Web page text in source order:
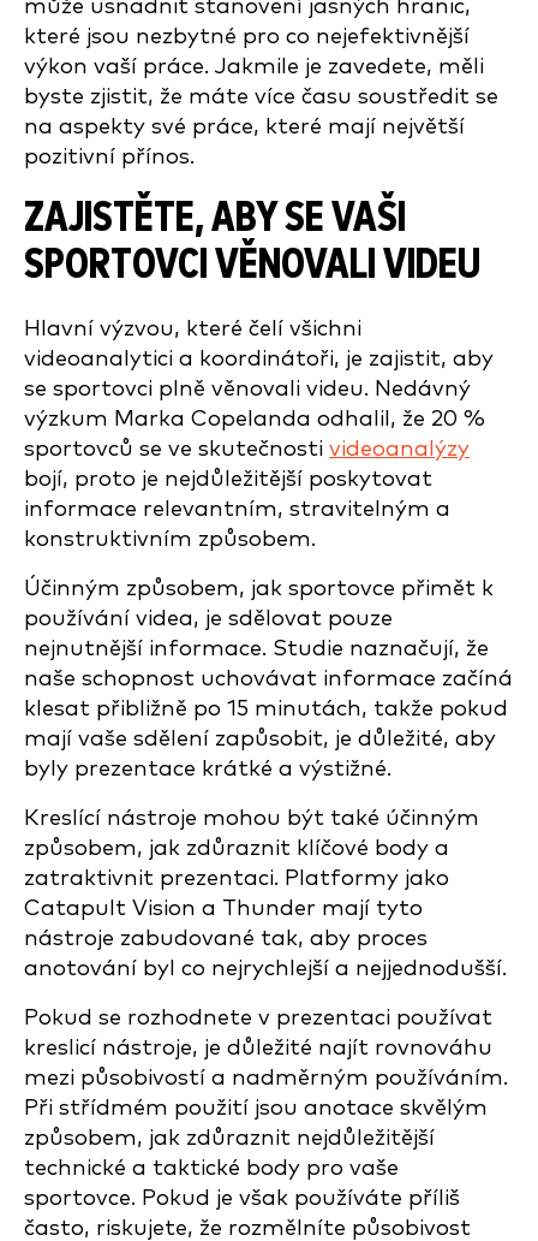
může usnadnit stanovení jasných hranic,
které jsou nezbytné pro co nejefektivnější
výkon vaší práce. Jakmile je zavedete, měli
byste zjistit, že máte více času soustředit se
na aspekty své práce, které mají největší
pozitivní přínos.
ZAJISTĚTE, ABY SE VAŠI
SPORTOVCI VĚNOVALI VIDEU
Hlavní výzvou, které čelí všichni
videoanalytici a koordinátoři, je zajistit, aby
se sportovci plně věnovali videu. Nedávný
výzkum Marka Copelanda odhalil, že 20 %
sportovců se ve skutečnosti videoanalýzy
bojí, proto je nejdůležitější poskytovat
informace relevantním, stravitelným a
konstruktivním způsobem.
Účinným způsobem, jak sportovce přimět k
používání videa, je sdělovat pouze
nejnutnější informace. Studie naznačují, že
naše schopnost uchovávat informace začíná
klesat přibližně po 15 minutách, takže pokud
mají vaše sdělení zapůsobit, je důležité, aby
byly prezentace krátké a výstižné.
Kreslící nástroje mohou být také účinným
způsobem, jak zdůraznit klíčové body a
zatraktivnit prezentaci. Platformy jako
Catapult Vision a Thunder mají tyto
nástroje zabudované tak, aby proces
anotování byl co nejrychlejší a nejjednodušší.
Pokud se rozhodnete v prezentaci používat
kreslicí nástroje, je důležité najít rovnováhu
mezi působivostí a nadměrným používáním.
Při střídmém použití jsou anotace skvělým
způsobem, jak zdůraznit nejdůležitější
technické a taktické body pro vaše
sportovce. Pokud je však používáte příliš
často, riskujete, že rozmělníte působivost